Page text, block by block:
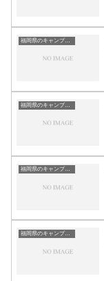
福岡県のキャンプ場一覧
福岡県のキャンプ場一覧
福岡県のキャンプ場一覧
福岡県のキャンプ場一覧